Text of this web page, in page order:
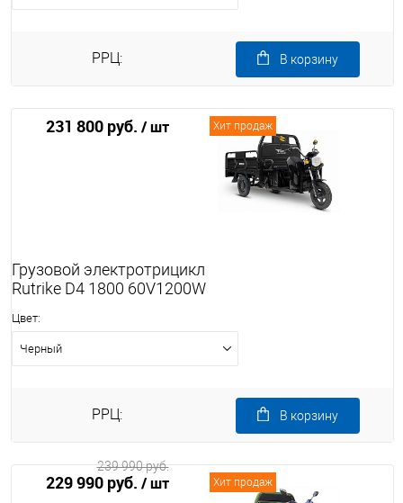
РРЦ:
231 800 руб. / шт
В корзину
Хит продаж
Грузовой электротрицикл
Rutrike D4 1800 60V1200W
Цвет:
Черный
РРЦ:
229 990 руб. / шт
239 990 руб.
В корзину
Хит продаж